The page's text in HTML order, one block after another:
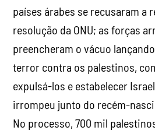
países árabes se recusaram a
resolução da ONU; as forças
preencheram o vácuo
terror contra os palestinos,
expulsá-los e estabelecer
irrompeu junto do recém-
No processo, 700 mil